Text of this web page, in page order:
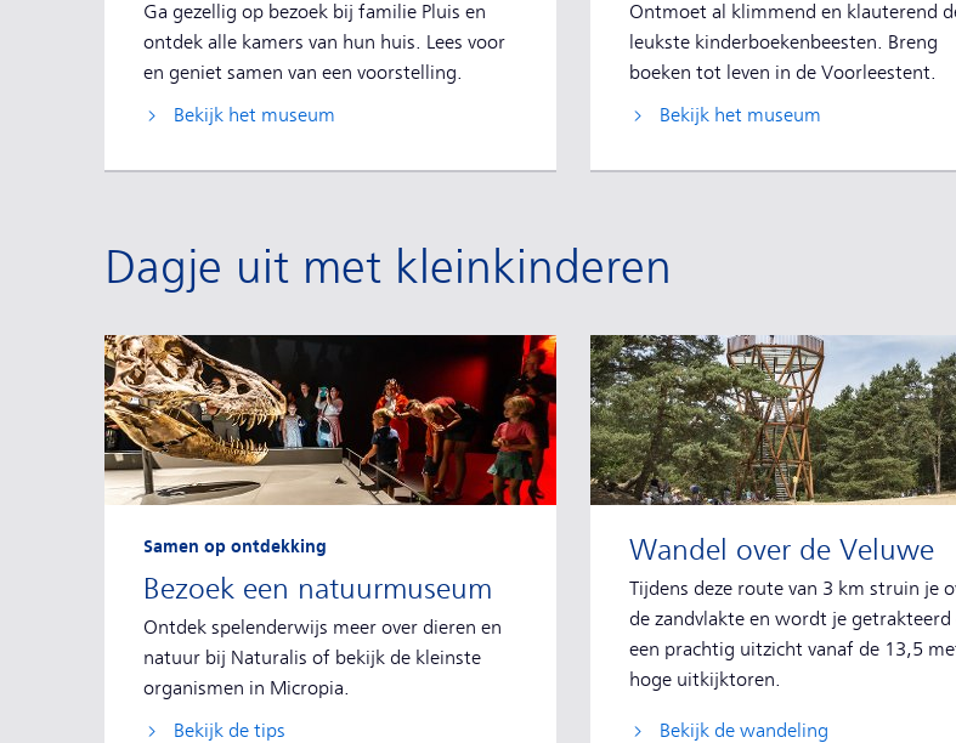
Ga gezellig op bezoek bij familie Pluis en
ontdek alle kamers van hun huis. Lees voor
en geniet samen van een voorstelling.
Bekijk het museum
Ontmoet al klimmend en klauterend
leukste kinderboekenbeesten. Breng
boeken tot leven in de Voorleestent.
Bekijk het museum
Dagje uit met kleinkinderen
Bezoek een natuurmuseum
Samen op ontdekking
Ontdek spelenderwijs meer over dieren en
natuur bij Naturalis of bekijk de kleinste
organismen in Micropia.
Bekijk de tips
Wandel over de Veluwe
Tijdens deze route van 3 km struin je
de zandvlakte en wordt je getrakteerd
een prachtig uitzicht vanaf de 13,5
hoge uitkijktoren.
Bekijk de wandeling